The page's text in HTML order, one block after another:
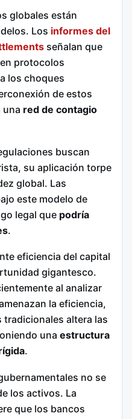
globales están
Los informes del
señalan que
protocolos
los choques
de estos
una red de contagio
buscan
su aplicación torpe
global. Las
este modelo de
legal que podría
.
eficiencia del capital
gigantesco.
al analizar
la eficiencia,
altera las
una estructura
.
no se
los activos. La
que los bancos